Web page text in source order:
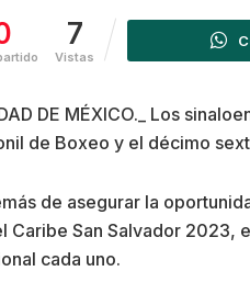
7
Vistas
DE MÉXICO._ Los
de Boxeo y el décimo
de asegurar la
Caribe San Salvador 2023,
cada uno.